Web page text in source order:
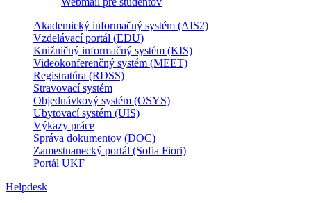
Akademický informačný systém (AIS2)
Vzdelávací portál (EDU)
Knižničný informačný systém (KIS)
Videokonferenčný systém (MEET)
Registratúra (RDSS)
Stravovací systém
Objednávkový systém (OSYS)
Ubytovací systém (UIS)
Výkazy práce
Správa dokumentov (DOC)
Zamestnanecký portál (Sofia Fiori)
Portál UKF
Helpdesk